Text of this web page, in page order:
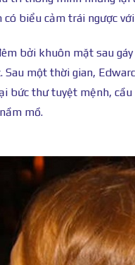
có biểu cảm trái ngược
bởi khuôn mặt sau
Sau một thời gian,
bức thư tuyệt mệnh,
mồ.